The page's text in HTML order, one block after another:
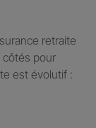
retraite
côtés pour
est évolutif :